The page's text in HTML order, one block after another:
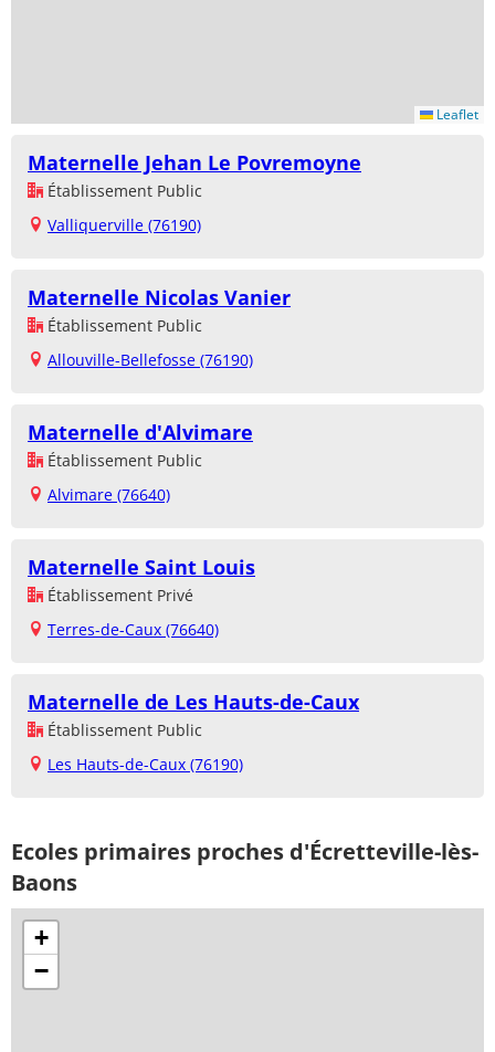
Leaflet
Maternelle Jehan Le Povremoyne
Établissement Public
Valliquerville (76190)
Maternelle Nicolas Vanier
Établissement Public
Allouville-Bellefosse (76190)
Maternelle d'Alvimare
Établissement Public
Alvimare (76640)
Maternelle Saint Louis
Établissement Privé
Terres-de-Caux (76640)
Maternelle de Les Hauts-de-Caux
Établissement Public
Les Hauts-de-Caux (76190)
Ecoles primaires proches d'Écretteville-lès-
Baons
+
−